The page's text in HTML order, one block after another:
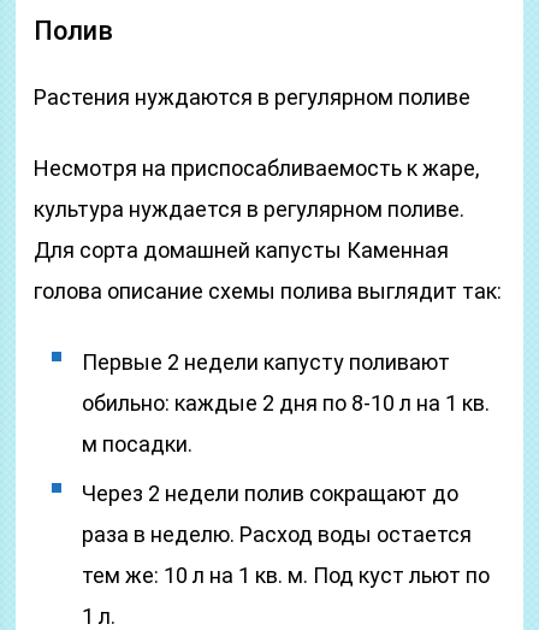
Полив
Растения нуждаются в регулярном поливе
Несмотря на приспосабливаемость к жаре,
культура нуждается в регулярном поливе.
Для сорта домашней капусты Каменная
голова описание схемы полива выглядит так:
Первые 2 недели капусту поливают
обильно: каждые 2 дня по 8-10 л на 1 кв.
м посадки.
Через 2 недели полив сокращают до
раза в неделю. Расход воды остается
тем же: 10 л на 1 кв. м. Под куст льют по
1 л.